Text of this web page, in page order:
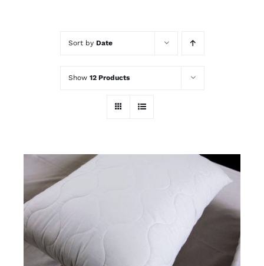
Sort by Date
Show 12 Products
DETALJI